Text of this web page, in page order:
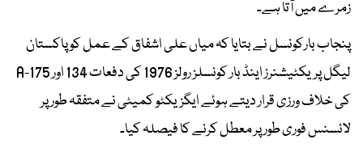
زمرے میں آتا ہے۔
پنجاب بارکونسل نے بتایا کہ میاں علی اشفاق کے عمل کو پاکستان
لیگل پریکٹیشنرز اینڈ بار کونسلز رولز 1976 کی دفعات 134 اور 175-A
کی خلاف ورزی قرار دیتے ہوئے ایگزیکٹو کمیٹی نے متفقہ طور پر
لائسنس فوری طور پر معطل کرنے کا فیصلہ کیا۔